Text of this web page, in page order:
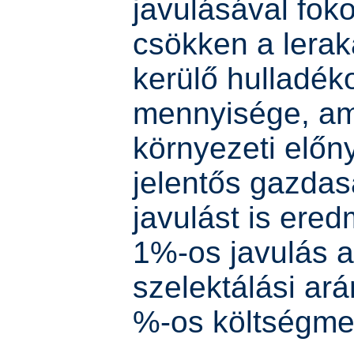
javulásával
csökken a
kerülő
mennyisége,
környezeti
jelentős
javulást is
1%-os javulás a
szelektálási
%-os